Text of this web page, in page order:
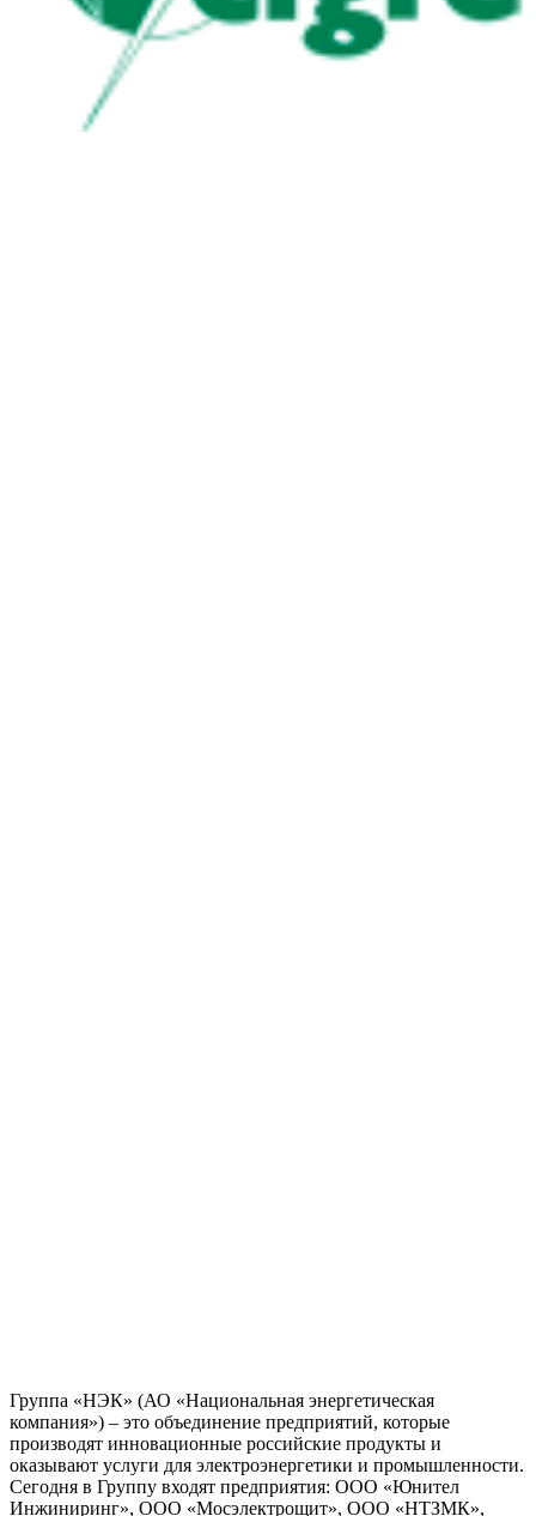
Группа «НЭК» (АО «Национальная энергетическая
компания») – это объединение предприятий, которые
производят инновационные российские продукты и
оказывают услуги для электроэнергетики и промышленности.
Сегодня в Группу входят предприятия: ООО «Юнител
Инжиниринг», ООО «Мосэлектрощит», ООО «НТЗМК»,